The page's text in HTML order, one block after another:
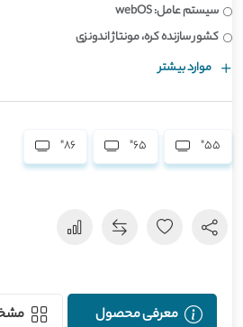
سیستم عامل: webOS
کشور سازنده کره، مونتاژ اندونزی
موارد بیشتر
55"
65"
86"
معرفی محصول